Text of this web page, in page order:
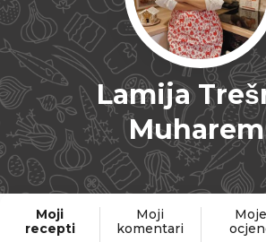
Lamija
Moji
recepti
Moji
komentari
Moje